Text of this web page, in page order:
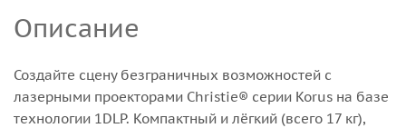
Описание
Создайте сцену безграничных возможностей с
лазерными проекторами Christie® серии Korus на базе
технологии 1DLP. Компактный и лёгкий (всего 17 кг),